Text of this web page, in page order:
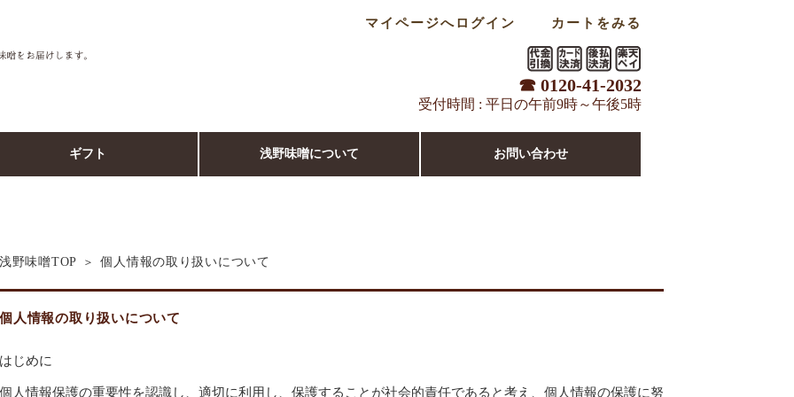
マイページへログイン カートをみる
☎ 0120-41-2032
受付時間 : 平日の午前9時～午後5時
ギフト 浅野味噌について お問い合わせ
浅野味噌TOP 個人情報の取り扱いについて
個人情報の取り扱いについて
はじめに
個人情報保護の重要性を認識し、適切に利用し、保護することが社会的責任であると考え、個人情報の保護に努